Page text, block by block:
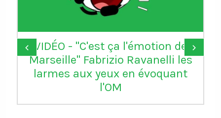
VIDÉO - "C'est ça l'émotion de
Marseille" Fabrizio Ravanelli les
larmes aux yeux en évoquant
l'OM
‹ ›